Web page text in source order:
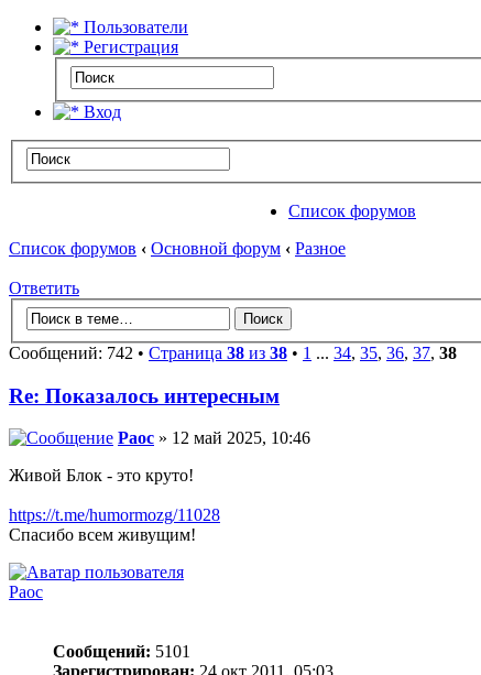
Пользователи
Регистрация
Вход
Список форумов
Список форумов ‹ Основной форум ‹ Разное
Ответить
Сообщений: 742 • Страница 38 из 38 • 1 ... 34, 35, 36, 37, 38
Re: Показалось интересным
Раос » 12 май 2025, 10:46
Живой Блок - это круто!
https://t.me/humormozg/11028
Спасибо всем живущим!
Раос
Сообщений: 5101